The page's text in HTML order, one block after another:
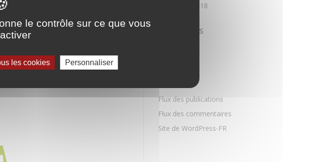
novembre 2018
Catégories
Flux des publications
Flux des commentaires
Site de WordPress-FR
le contrôle sur ce que vous
les cookies Personnaliser